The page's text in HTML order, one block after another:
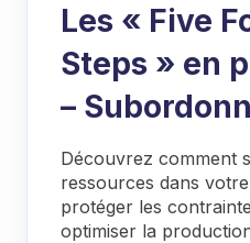
Les « Five
Steps » en
–
Découvrez comment
ressources dans
protéger les
optimiser la